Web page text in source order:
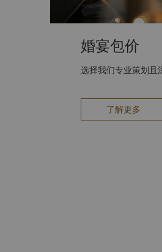
婚宴包价
选择我们专业策划且
了解更多